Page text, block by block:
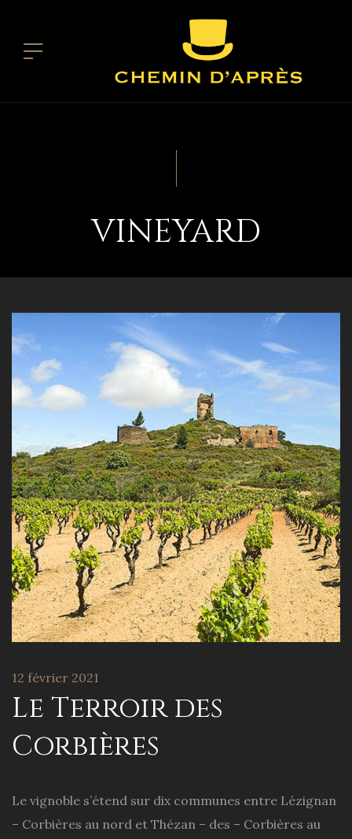
VINEYARD
12 février 2021
Le Terroir des
Corbières
Le vignoble s’étend sur dix communes entre Lézignan
– Corbières au nord et Thézan – des – Corbières au